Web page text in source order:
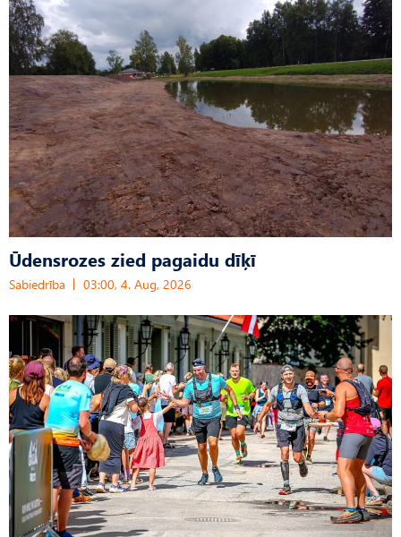
Ūdensrozes zied pagaidu dīķī
Sabiedrība 03:00, 4. Aug, 2026